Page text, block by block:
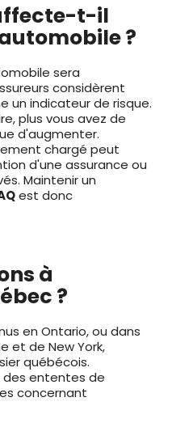
t-il
?
sera
considèrent
un indicateur de risque.
plus vous avez de
d'augmenter.
chargé peut
d'une assurance ou
Maintenir un
est donc
à
?
en Ontario, ou dans
et de New York,
québécois.
des ententes de
concernant